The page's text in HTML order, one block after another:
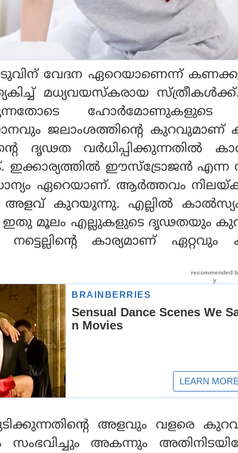
വേദന ഏറെയാണെന്ന്
മധ്യവയസ്‌കരായ
ജലാംശത്തിന്റെ കുറവുമാണ്
ദൃഢത വര്‍ധിപ്പിക്കുന്നതില്‍
ഇക്കാര്യത്തില്‍ ഈസ്‌ട്രോജന്‍ എന്ന
ഏറെയാണ്. ആര്‍ത്തവം
അളവ് കുറയുന്നു. എല്ലില്‍
ഇതു മൂലം എല്ലുകളുടെ ദൃഢതയും
കാര്യമാണ് ഏറ്റവും
അളവും വളരെ
അകന്നും